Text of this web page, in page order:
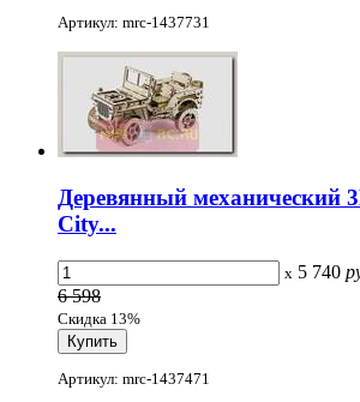
Артикул: mrc-1437731
Деревянный механический
City...
x 5 740
6 598
Скидка 13%
Артикул: mrc-1437471